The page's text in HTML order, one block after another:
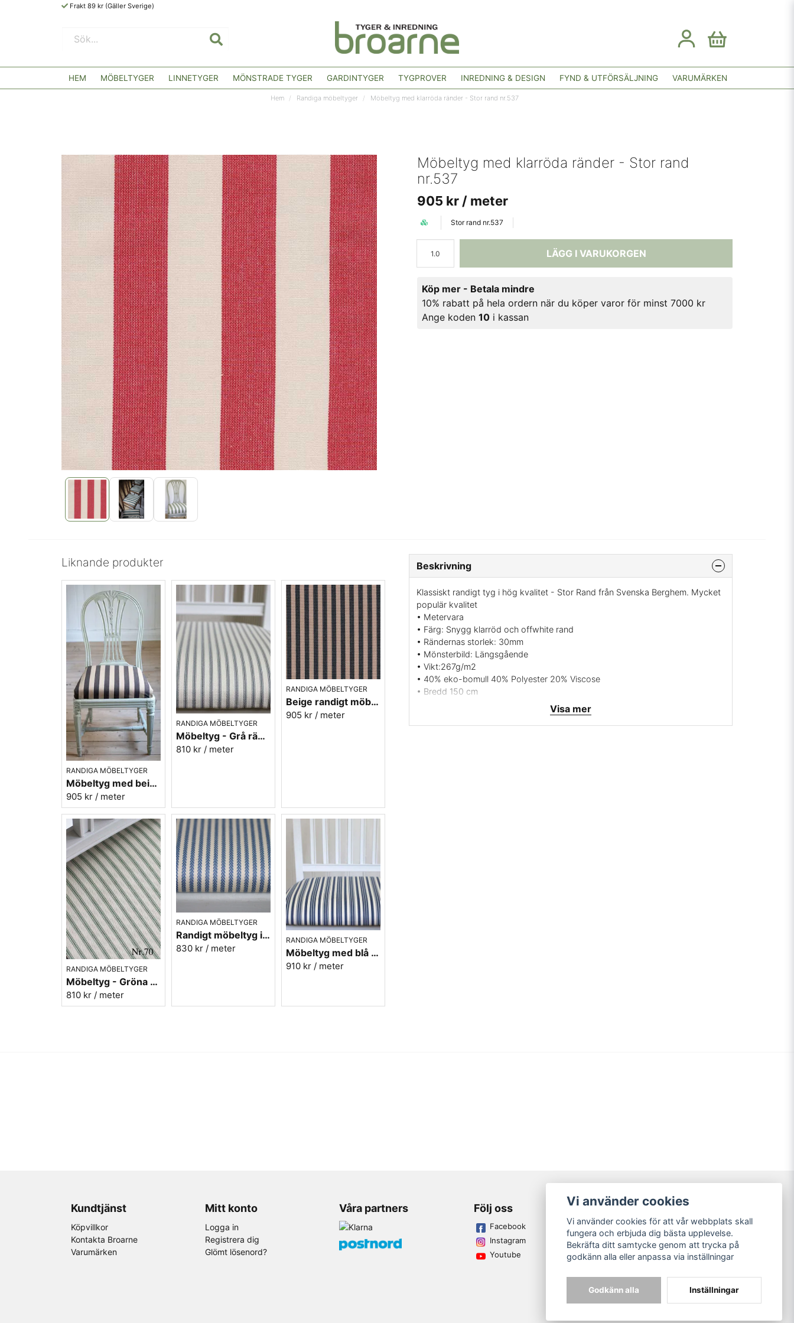
Frakt 89 kr (Gäller Sverige)
HEM MÖBELTYGER LINNETYGER MÖNSTRADE TYGER GARDINTYGER TYGPROVER INREDNING & DESIGN FYND & UTFÖRSÄLJNING VARUMÄRKEN
Hem Randiga möbeltyger Möbeltyg med klarröda ränder - Stor rand nr.537
Möbeltyg med klarröda ränder - Stor rand
nr.537
905 kr / meter
Stor rand nr.537
LÄGG I VARUKORGEN
Köp mer - Betala mindre
10% rabatt på hela ordern när du köper varor för minst 7000 kr
Ange koden10 i kassan
Liknande produkter
RANDIGA MÖBELTYGER
Möbeltyg med beige/svarta ränder - Stor rand nr.591
905 kr / meter
RANDIGA MÖBELTYGER
Möbeltyg - Grå ränder - Ellinor nr.90
810 kr / meter
RANDIGA MÖBELTYGER
Beige randigt möbeltyg - Lill rand nr.391
905 kr / meter
RANDIGA MÖBELTYGER
Möbeltyg - Gröna ränder - Ellinor nr.70
810 kr / meter
RANDIGA MÖBELTYGER
Randigt möbeltyg i blått - Sofia Rand nr.50
830 kr / meter
RANDIGA MÖBELTYGER
Möbeltyg med blå ränder i eko-bomull - Fredrika nr.50
910 kr / meter
Beskrivning
Klassiskt randigt tyg i hög kvalitet - Stor Rand från Svenska Berghem. Mycket
populär kvalitet
• Metervara
• Färg: Snygg klarröd och offwhite rand
• Rändernas storlek: 30mm
• Mönsterbild: Längsgående
• Vikt:267g/m2
• 40% eko-bomull 40% Polyester 20% Viscose
• Bredd 150 cm
• Tvätt 60 grader ej torktumling, två prickar på strykjärnet.
• Svensk tillverkning av Berghems väveri
Visa mer
Kundtjänst
Köpvillkor
Kontakta Broarne
Varumärken
Mitt konto
Logga in
Registrera dig
Glömt lösenord?
Våra partners Följ oss
Facebook
Instagram
Youtube
Broarne AB
© Copyright
Vi använder cookies
Vi använder cookies för att vår webbplats skall
fungera och erbjuda dig bästa upplevelse.
Bekräfta ditt samtycke genom att trycka på
godkänn alla eller anpassa via inställningar
Godkänn alla Inställningar